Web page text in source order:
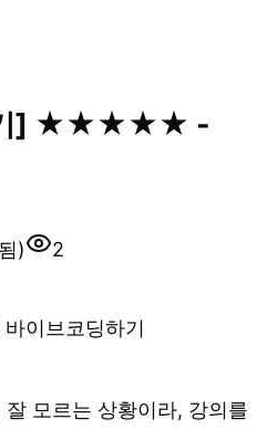
기] ★★★★★ -
)
2
이브코딩하기
모르는 상황이라, 강의를